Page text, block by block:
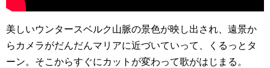
美しいウンタースベルク山脈の景色が映し出され、遠景か
らカメラがだんだんマリアに近づいていって、くるっとタ
ーン。そこからすぐにカットが変わって歌がはじまる。